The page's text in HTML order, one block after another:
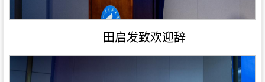
田启发致欢迎辞